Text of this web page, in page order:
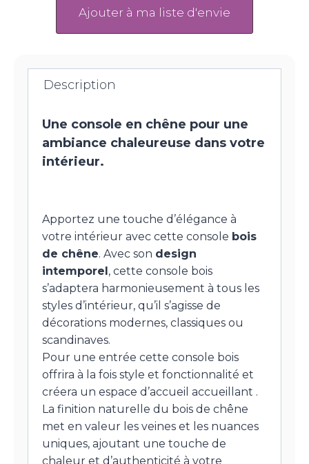
Ajouter à ma liste d'envie
Description
Une console en chêne pour une
ambiance chaleureuse dans votre
intérieur.
Apportez une touche d’élégance à
votre intérieur avec cette console bois
de chêne. Avec son design
intemporel , cette console bois
s’adaptera harmonieusement à tous les
styles d’intérieur, qu’il s’agisse de
décorations modernes, classiques ou
scandinaves.
Pour une entrée cette console bois
offrira à la fois style et fonctionnalité et
créera un espace d’accueil accueillant .
La finition naturelle du bois de chêne
met en valeur les veines et les nuances
uniques, ajoutant une touche de
chaleur et d’authenticité à votre